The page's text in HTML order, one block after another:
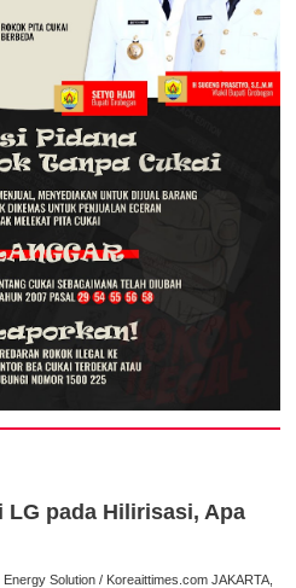
LG pada Hilirisasi, Apa
Solution / Koreaittimes.com JAKARTA,